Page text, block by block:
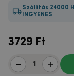
Szállítás 24000
INGYENES
3729 Ft